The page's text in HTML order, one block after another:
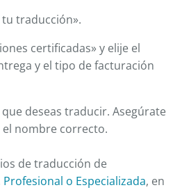
tu traducción».
certificadas» y elije el
y el tipo de facturación
deseas traducir. Asegúrate
nombre correcto.
de traducción de
Profesional o Especializada, en